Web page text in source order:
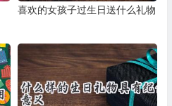
喜欢的女孩子过生日送什么礼物